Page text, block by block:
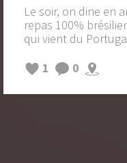
Le soir, on dine en
repas 100%
qui vient du
1
0